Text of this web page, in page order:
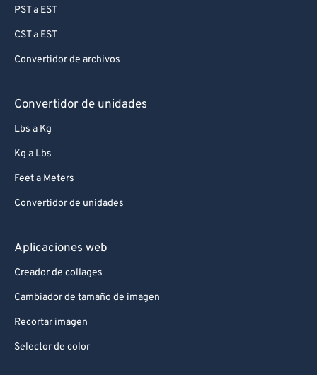
PST a EST
CST a EST
Convertidor de archivos
Convertidor de unidades
Lbs a Kg
Kg a Lbs
Feet a Meters
Convertidor de unidades
Aplicaciones web
Creador de collages
Cambiador de tamaño de imagen
Recortar imagen
Selector de color